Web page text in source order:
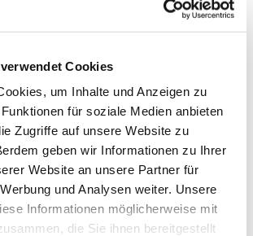
Cookies
um Inhalte und Anzeigen zu
für soziale Medien anbieten
Zugriffe auf unsere Website zu
geben wir Informationen zu Ihrer
Website an unsere Partner für
und Analysen weiter. Unsere
Informationen möglicherweise mit
die Sie ihnen bereitgestellt